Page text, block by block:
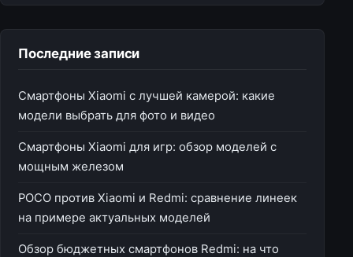
Последние записи
Смартфоны Xiaomi с лучшей камерой: какие
модели выбрать для фото и видео
Смартфоны Xiaomi для игр: обзор моделей с
мощным железом
POCO против Xiaomi и Redmi: сравнение линеек
на примере актуальных моделей
Обзор бюджетных смартфонов Redmi: на что